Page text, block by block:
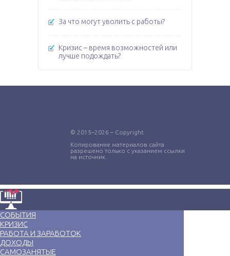
За что могут уволить с работы?
Кризис – время возможностей или
лучше подождать?
© 2015–2026 – Copyright
Копирование материалов сайта
разрешено только с указанием ссылки
на источник.
СОБЫТИЯ
КРИЗИС
РАБОТА И ЗАРАБОТОК
ДОХОДЫ
САМОЗАНЯТЫЕ